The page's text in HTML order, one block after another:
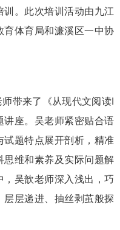
。此次培训活动由九江
体育局和濂溪区一中协
带来了《从现代文阅读I
座。吴老师紧密贴合语
题特点展开剖析，精准
维和素养及实际问题解
吴歆老师深入浅出，巧
层递进、抽丝剥茧般探